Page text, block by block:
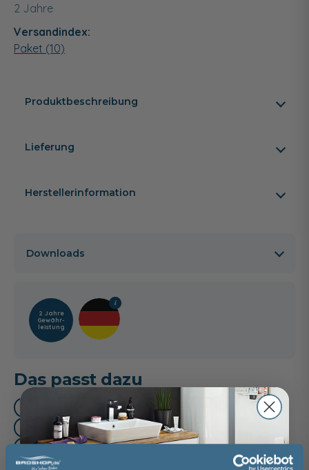
2 Jahre
Versandindex:
Paket (10)
Produktbeschreibung
Lieferung
Herstellerinformation
Downloads
2 Jahre
Gewähr­
leistung
Das passt dazu
Handtuchhalter (3)
Mittelschrank (2)
Oberschrank (1)
Unterschrank (1)
Waschtischarmatur (3)